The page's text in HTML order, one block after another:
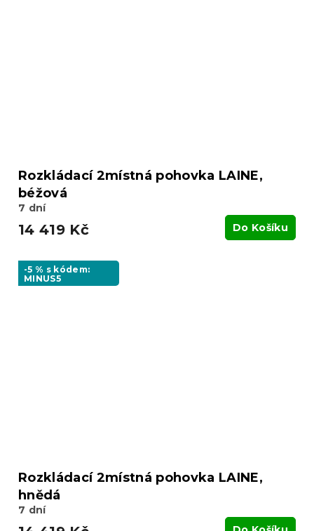
Rozkládací 2místná pohovka LAINE,
béžová
7 dní
14 419 Kč Do Košíku
-5 % s kódem:
MINUS5
Rozkládací 2místná pohovka LAINE,
hnědá
7 dní